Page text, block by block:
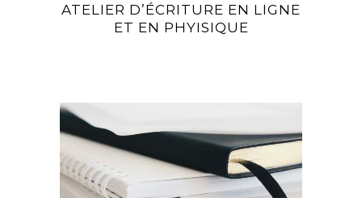
ATELIER D’ÉCRITURE EN LIGNE
ET EN PHYISIQUE